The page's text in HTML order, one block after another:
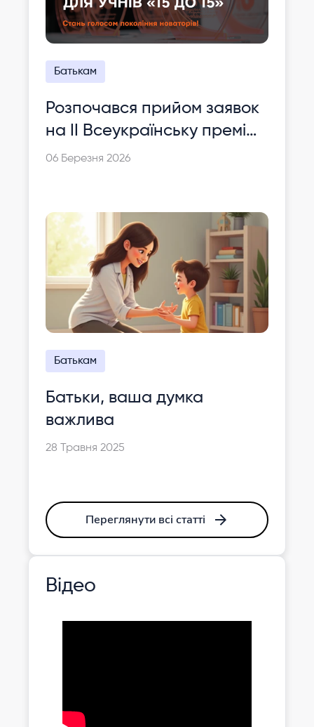
Батькам
Розпочався прийом заявок
на ІІ Всеукраїнську премію
«15 до 15»
06 Березня 2026
Батькам
Батьки, ваша думка
важлива
28 Травня 2025
Переглянути всі статті
Відео